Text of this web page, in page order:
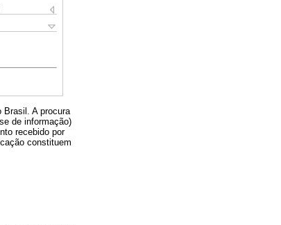
A procura
de informação)
recebido por
constituem